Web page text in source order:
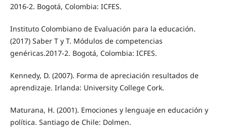
2016-2. Bogotá, Colombia: ICFES.
Instituto Colombiano de Evaluación para la educación.
(2017) Saber T y T. Módulos de competencias
genéricas.2017-2. Bogotá, Colombia: ICFES.
Kennedy, D. (2007). Forma de apreciación resultados de
aprendizaje. Irlanda: University College Cork.
Maturana, H. (2001). Emociones y lenguaje en educación y
política. Santiago de Chile: Dolmen.